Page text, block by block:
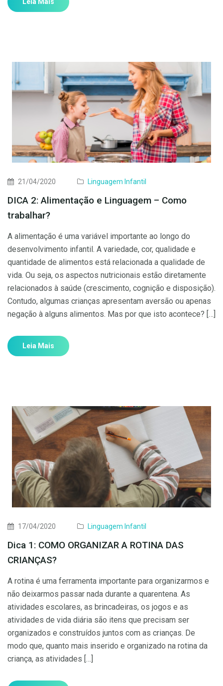
21/04/2020 Linguagem Infantil
DICA 2: Alimentação e Linguagem – Como
trabalhar?
A alimentação é uma variável importante ao longo do
desenvolvimento infantil. A variedade, cor, qualidade e
quantidade de alimentos está relacionada a qualidade de
vida. Ou seja, os aspectos nutricionais estão diretamente
relacionados à saúde (crescimento, cognição e disposição).
Contudo, algumas crianças apresentam aversão ou apenas
negação à alguns alimentos. Mas por que isto acontece? […]
Leia Mais
17/04/2020 Linguagem Infantil
Dica 1: COMO ORGANIZAR A ROTINA DAS
CRIANÇAS?
A rotina é uma ferramenta importante para organizarmos e
não deixarmos passar nada durante a quarentena. As
atividades escolares, as brincadeiras, os jogos e as
atividades de vida diária são itens que precisam ser
organizados e construídos juntos com as crianças. De
modo que, quanto mais inserido e organizado na rotina da
criança, as atividades […]